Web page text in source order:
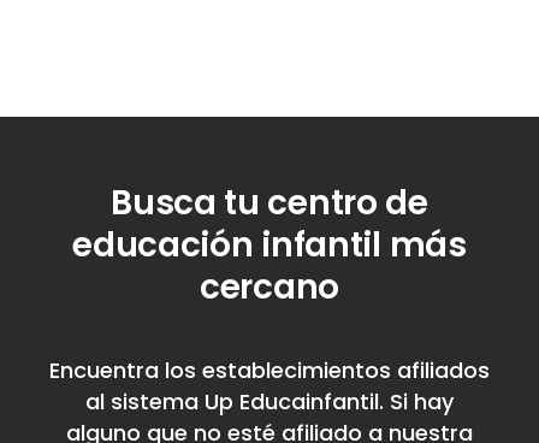
Busca tu centro de
educación infantil más
cercano
Encuentra los establecimientos afiliados
al sistema Up Educainfantil. Si hay
alguno que no esté afiliado a nuestra